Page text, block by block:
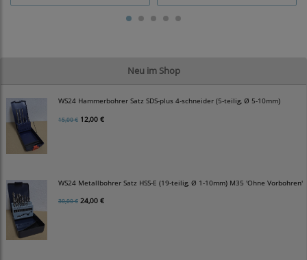
Neu im Shop
WS24 Hammerbohrer Satz SDS-plus 4-schneider (5-teilig, Ø 5-10mm)
15,00 € 12,00 €
WS24 Metallbohrer Satz HSS-E (19-teilig, Ø 1-10mm) M35 'Ohne Vorbohren'
30,00 € 24,00 €